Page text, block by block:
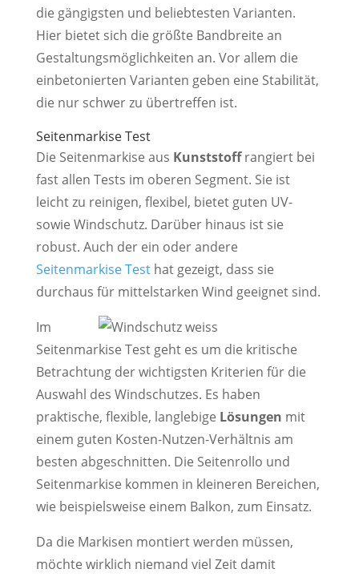
die gängigsten und beliebtesten Varianten.
Hier bietet sich die größte Bandbreite an
Gestaltungsmöglichkeiten an. Vor allem die
einbetonierten Varianten geben eine Stabilität,
die nur schwer zu übertreffen ist.
Seitenmarkise Test
Die Seitenmarkise aus Kunststoffrangiert bei
fast allen Tests im oberen Segment. Sie ist
leicht zu reinigen, flexibel, bietet guten UV-
sowie Windschutz. Darüber hinaus ist sie
robust. Auch der ein oder andere
Seitenmarkise Testhat gezeigt, dass sie
durchaus für mittelstarken Wind geeignet sind.
Im
Seitenmarkise Test geht es um die kritische
Betrachtung der wichtigsten Kriterien für die
Auswahl des Windschutzes. Es haben
praktische, flexible, langlebige Lösungen mit
einem guten Kosten-Nutzen-Verhältnis am
besten abgeschnitten. Die Seitenrollo und
Seitenmarkise kommen in kleineren Bereichen,
wie beispielsweise einem Balkon, zum Einsatz.
Da die Markisen montiert werden müssen,
möchte wirklich niemand viel Zeit damit